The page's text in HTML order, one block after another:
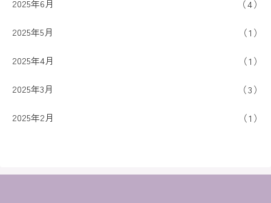
2025年6月 4
2025年5月 1
2025年4月 1
2025年3月 3
2025年2月 1